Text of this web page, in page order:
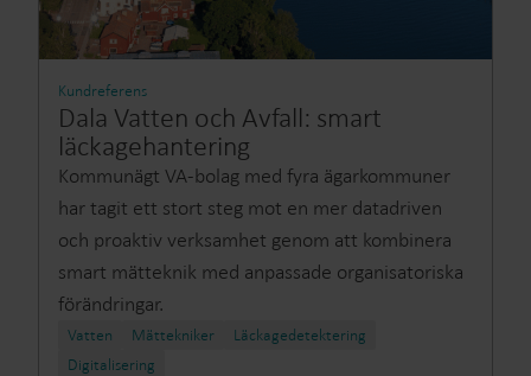
Kundreferens
Dala Vatten och Avfall: smart
läckagehantering
Kommunägt VA-bolag med fyra ägarkommuner
har tagit ett stort steg mot en mer datadriven
och proaktiv verksamhet genom att kombinera
smart mätteknik med anpassade organisatoriska
förändringar.
Vatten Mättekniker
Läckagedetektering
Digitalisering